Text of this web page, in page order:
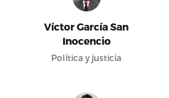
Víctor García San
Inocencio
Política y justicia